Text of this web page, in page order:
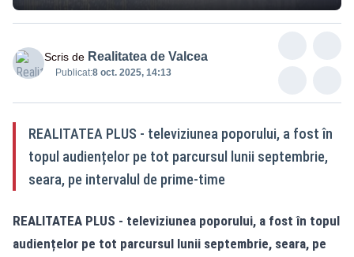
Scris de Realitatea de Valcea
Publicat:8 oct. 2025, 14:13
REALITATEA PLUS - televiziunea poporului, a fost în
topul audiențelor pe tot parcursul lunii septembrie,
seara, pe intervalul de prime-time
REALITATEA PLUS - televiziunea poporului, a fost în topul
audiențelor pe tot parcursul lunii septembrie, seara, pe